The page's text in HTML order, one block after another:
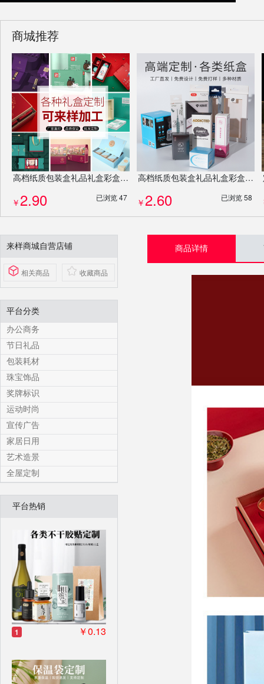
商城推荐
高档纸质包装盒礼品礼盒彩盒小包装盒彩印瓦楞盒免费设计排版定制定做
￥2.90 已浏览 47
高档纸质包装盒礼品礼盒彩盒小包装盒彩印瓦楞盒免费设计排版定制定做
￥2.60 已浏览 58
来样商城自营店铺
相关商品 收藏商品
平台分类
办公商务
节日礼品
包装耗材
珠宝饰品
奖牌标识
运动时尚
宣传广告
家居日用
艺术造景
全屋定制
平台热销
1 ￥0.13
商品详情